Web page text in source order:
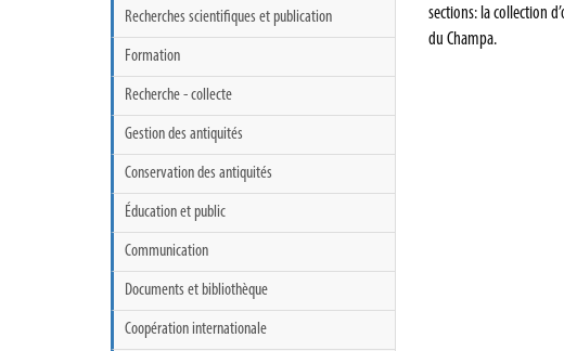
Recherches scientifiques et publication
Formation
Recherche - collecte
Gestion des antiquités
Conservation des antiquités
Éducation et public
Communication
Documents et bibliothèque
Coopération internationale
sections: la collection
du Champa.